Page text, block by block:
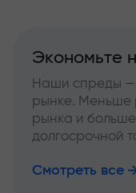
Экономьте
Наши спреды —
рынке. Меньше
рынка и
долгосрочной
Смотреть все